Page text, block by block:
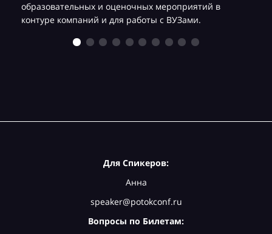
образовательных и оценочных мероприятий в
контуре компаний и для работы с ВУЗами.
Для Спикеров:
Анна
speaker@potokconf.ru
Вопросы по Билетам: